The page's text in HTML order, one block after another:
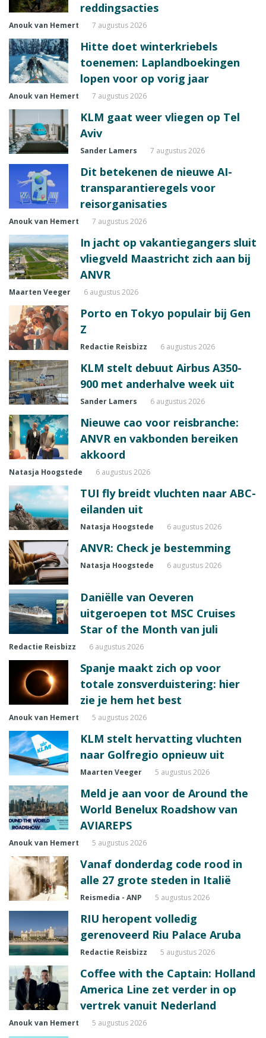
reddingsacties
Anouk van Hemert 7 augustus 2026
Hitte doet winterkriebels
toenemen: Laplandboekingen
lopen voor op vorig jaar
Anouk van Hemert 7 augustus 2026
KLM gaat weer vliegen op Tel
Aviv
Sander Lamers 7 augustus 2026
Dit betekenen de nieuwe AI-
transparantieregels voor
reisorganisaties
Anouk van Hemert 7 augustus 2026
In jacht op vakantiegangers sluit
vliegveld Maastricht zich aan bij
ANVR
Maarten Veeger 6 augustus 2026
Porto en Tokyo populair bij Gen
Z
Redactie Reisbizz 6 augustus 2026
KLM stelt debuut Airbus A350-
900 met anderhalve week uit
Sander Lamers 6 augustus 2026
Nieuwe cao voor reisbranche:
ANVR en vakbonden bereiken
akkoord
Natasja Hoogstede 6 augustus 2026
TUI fly breidt vluchten naar ABC-
eilanden uit
Natasja Hoogstede 6 augustus 2026
ANVR: Check je bestemming
Natasja Hoogstede 6 augustus 2026
Daniëlle van Oeveren
uitgeroepen tot MSC Cruises
Star of the Month van juli
Redactie Reisbizz 6 augustus 2026
Spanje maakt zich op voor
totale zonsverduistering: hier
zie je hem het best
Anouk van Hemert 5 augustus 2026
KLM stelt hervatting vluchten
naar Golfregio opnieuw uit
Maarten Veeger 5 augustus 2026
Meld je aan voor de Around the
World Benelux Roadshow van
AVIAREPS
Anouk van Hemert 5 augustus 2026
Vanaf donderdag code rood in
alle 27 grote steden in Italië
Reismedia - ANP 5 augustus 2026
RIU heropent volledig
gerenoveerd Riu Palace Aruba
Redactie Reisbizz 5 augustus 2026
Coffee with the Captain: Holland
America Line zet verder in op
vertrek vanuit Nederland
Anouk van Hemert 5 augustus 2026